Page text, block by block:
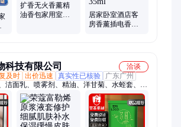
扩香无火香薰精
油香包家用室内
居家卧室酒店客
房香薰插电香氛
科技有限公司
洽谈
及时 出价迅速 真实性已核验
广东广州
洁面乳、喷雾剂、精油、洋甘菊、水蛭套、金
精华、润肤水、洗头膏、草本液、萃取油、搓
体油、身体乳、基础油、橄榄油、花椒霜、防
肤品、护发素、芦荟胶、面霜